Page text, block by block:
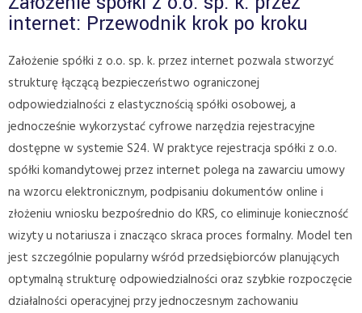
internet: Przewodnik krok po kroku
Założenie spółki z o.o. sp. k. przez internet pozwala stworzyć
strukturę łączącą bezpieczeństwo ograniczonej
odpowiedzialności z elastycznością spółki osobowej, a
jednocześnie wykorzystać cyfrowe narzędzia rejestracyjne
dostępne w systemie S24. W praktyce rejestracja spółki z o.o.
spółki komandytowej przez internet polega na zawarciu umowy
na wzorcu elektronicznym, podpisaniu dokumentów online i
złożeniu wniosku bezpośrednio do KRS, co eliminuje konieczność
wizyty u notariusza i znacząco skraca proces formalny. Model ten
jest szczególnie popularny wśród przedsiębiorców planujących
optymalną strukturę odpowiedzialności oraz szybkie rozpoczęcie
działalności operacyjnej przy jednoczesnym zachowaniu